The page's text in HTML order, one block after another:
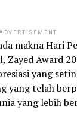
ADVERTISEMENT
makna Hari
Zayed Award
yang
yang telah
yang lebih